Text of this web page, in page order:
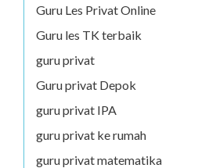
Guru Les Privat Online
Guru les TK terbaik
guru privat
Guru privat Depok
guru privat IPA
guru privat ke rumah
guru privat matematika